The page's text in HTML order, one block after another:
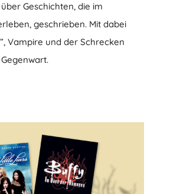
Geschichten, die im
geschrieben. Mit dabei
Vampire und der Schrecken